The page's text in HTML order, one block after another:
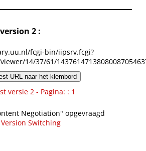
2 :
fcgi-bin/iipsrv.fcgi?
14/37/61/
URL naar het klembord
versie 2 - Pagina: : 1
Negotiation" opgevraagd
Version Switching